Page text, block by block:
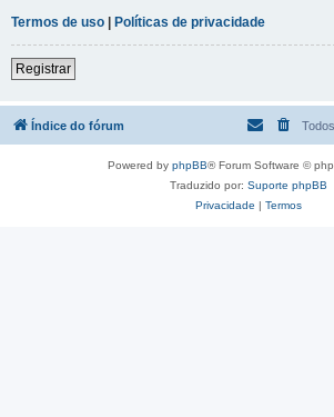
Termos de uso | Políticas de privacidade
Registrar
Índice do fórum
Powered by phpBB® Forum Software ©
Traduzido por: Suporte phpBB
Privacidade | Termos